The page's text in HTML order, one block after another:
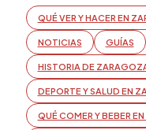
QUÉ VER Y HACER EN
NOTICIAS GUÍAS
HISTORIA DE
DEPORTE Y SALUD EN
QUÉ COMER Y BEBER